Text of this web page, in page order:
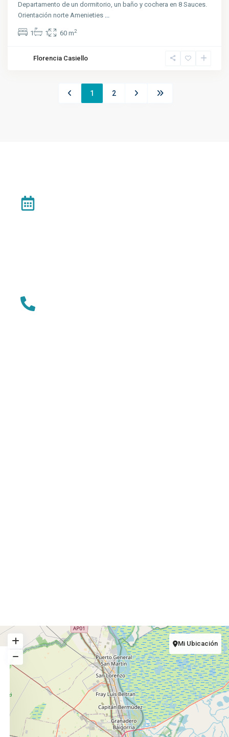
Departamento de un dormitorio, un baño y cochera en 8 Sauces.
Orientación norte Amenieties ...
1 1 60 m2
Florencia Casiello
1 2
Mi Ubicación